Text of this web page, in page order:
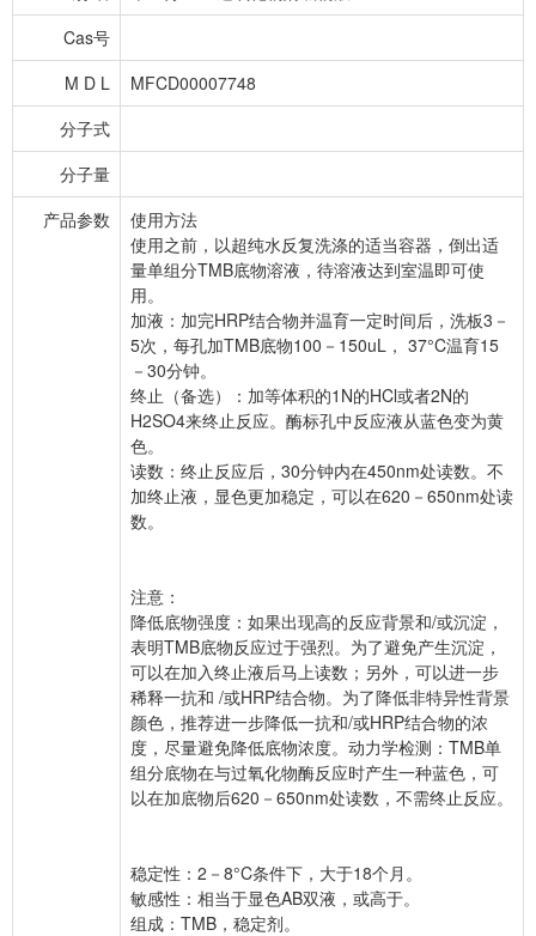
Cas号
M D L
MFCD00007748
分子式
分子量
产品参数
使用方法
使用之前，以超纯水反复洗涤的适当容器，倒出适
量单组分TMB底物溶液，待溶液达到室温即可使
用。
加液：加完HRP结合物并温育一定时间后，洗板3－
5次，每孔加TMB底物100－150uL， 37°C温育15
－30分钟。
终止（备选）：加等体积的1N的HCl或者2N的
H2SO4来终止反应。酶标孔中反应液从蓝色变为黄
色。
读数：终止反应后，30分钟内在450nm处读数。不
加终止液，显色更加稳定，可以在620－650nm处读
数。
注意：
降低底物强度：如果出现高的反应背景和/或沉淀，
表明TMB底物反应过于强烈。为了避免产生沉淀，
可以在加入终止液后马上读数；另外，可以进一步
稀释一抗和 /或HRP结合物。为了降低非特异性背景
颜色，推荐进一步降低一抗和/或HRP结合物的浓
度，尽量避免降低底物浓度。动力学检测：TMB单
组分底物在与过氧化物酶反应时产生一种蓝色，可
以在加底物后620－650nm处读数，不需终止反应。
稳定性：2－8°C条件下，大于18个月。
敏感性：相当于显色AB双液，或高于。
组成：TMB，稳定剂。